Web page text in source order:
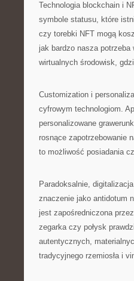
Technologia blockchain i
symbole statusu, które
czy torebki NFT mogą
jak bardzo nasza
wirtualnych środowisk,
Customization i
cyfrowym technologiom.
personalizowane
rosnące zapotrzebowanie
to możliwość posiadania
Paradoksalnie,
znaczenie jako antidotum
jest zapośredniczona
zegarka czy połysk
autentycznych,
tradycyjnego rzemiosła i